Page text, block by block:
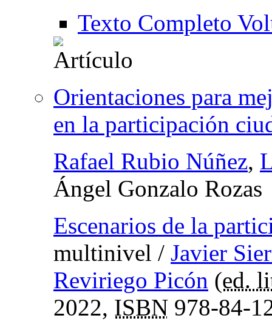
Texto Completo
Orientaciones para
en la participación
Rafael Rubio Núñez,
Ángel Gonzalo Rozas
Escenarios de la
multinivel / Javier
Reviriego Picón (ed.
2022, ISBN 978-84-